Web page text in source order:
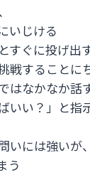
いじける
すぐに投げ出
戦することに
はなかなか話
いい？」と指
いには強いが
う